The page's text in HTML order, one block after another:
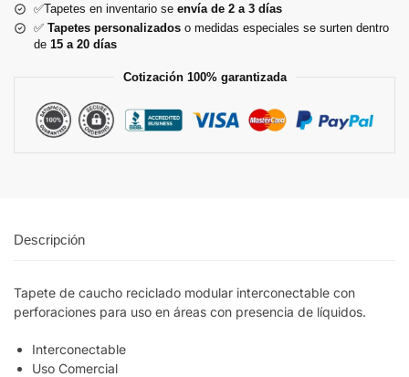
✅Tapetes en inventario se envía de 2 a 3 días
✅ Tapetes personalizados o medidas especiales se surten dentro
de 15 a 20 días
Cotización 100% garantizada
Descripción
Tapete de caucho reciclado modular interconectable con
perforaciones para uso en áreas con presencia de líquidos.
Interconectable
Uso Comercial